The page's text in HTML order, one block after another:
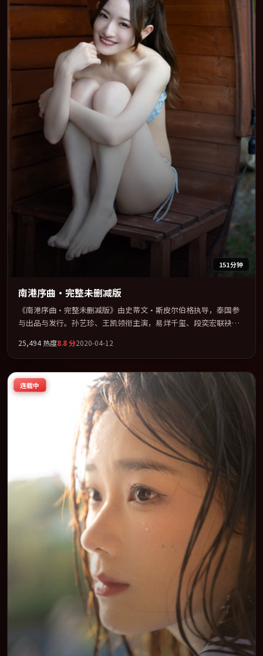
151分钟
南港序曲·完整未删减版
《南港序曲·完整未删减版》由史蒂文·斯皮尔伯格执导，泰国参
与出品与发行。孙艺珍、王凯领衔主演，易烊千玺、段奕宏联袂出
骨架，在叙事、表演与视听上力求统一。定于 2020-12-23 在内地院
线及主流平台同步亮相，2020 年度话题片中口碑稳健，适合喜欢强
情节与人物弧光的观众完整观看。
25,494热度8.8分2020-04-12
连载中